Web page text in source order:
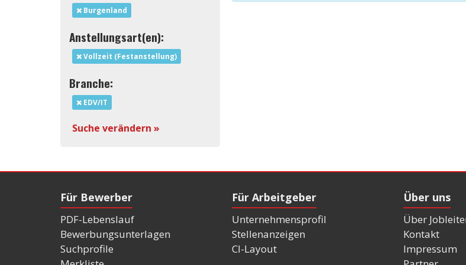
Burgenland
Anstellungsart(en):
Vollzeit (Festanstellung)
Branche:
EDV/IT
Suche verändern »
Für Bewerber
PDF-Lebenslauf
Bewerbungsunterlagen
Suchprofile
Für Arbeitgeber
Unternehmensprofil
Stellenanzeigen
CI-Layout
Über uns
Über
Kontakt
Impressum